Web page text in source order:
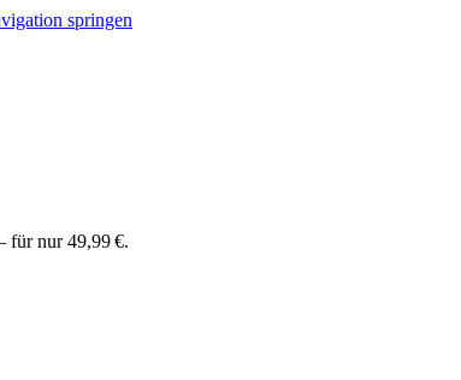
springen
für nur 49,99 €.